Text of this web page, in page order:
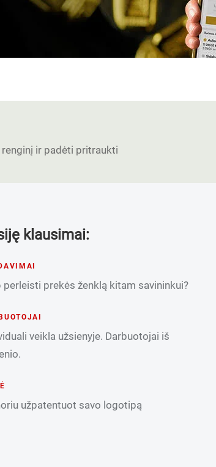
ir padėti pritraukti
klausimai:
perleisti prekės ženklą kitam savininkui?
veikla užsienyje. Darbuotojai iš
užpatentuot savo logotipą